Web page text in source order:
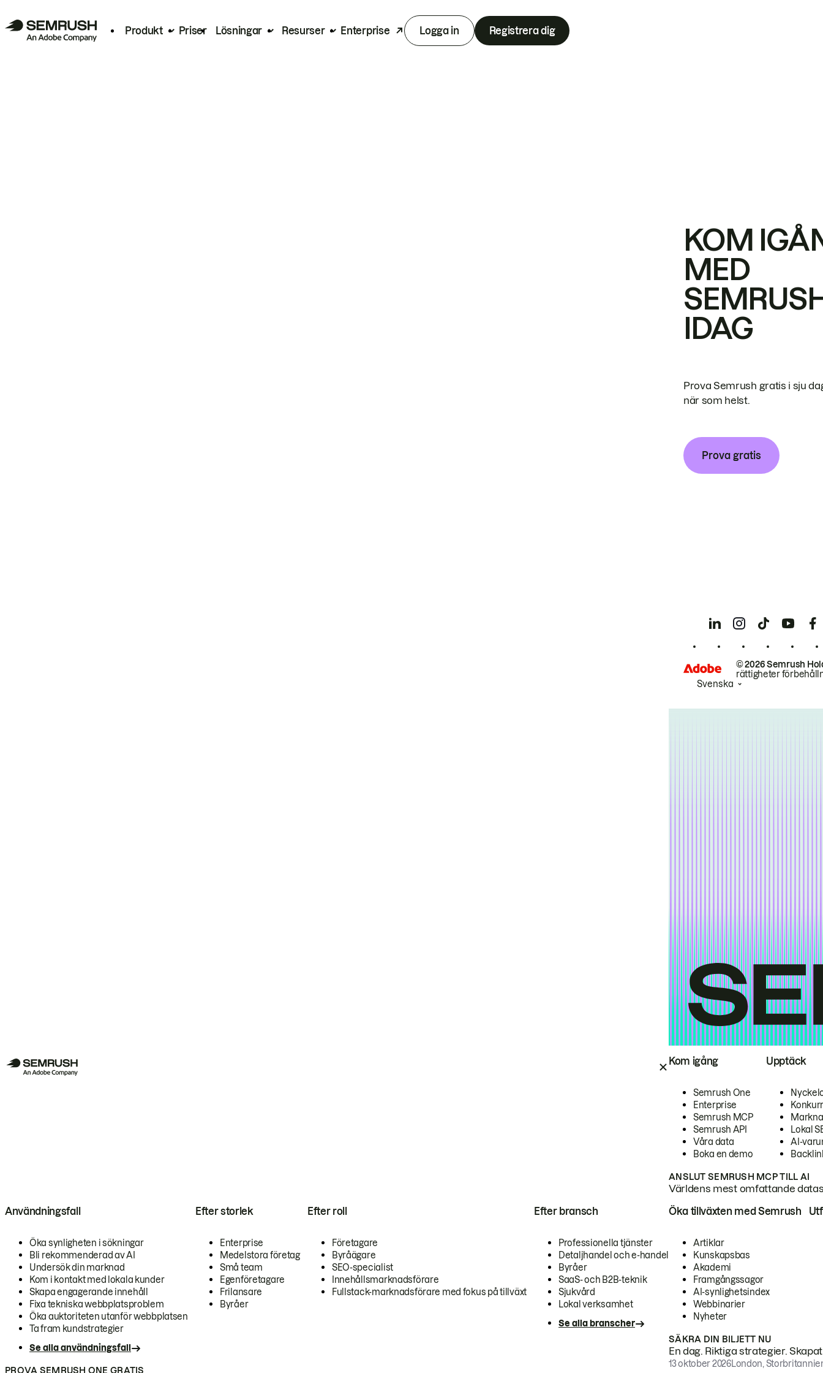
Produkt Priser Lösningar Resurser Enterprise Logga in Registrera dig
Kom igång
Semrush One
Enterprise
Semrush MCP
Semrush API
Våra data
Boka en demo
Upptäck
Lokal
AI-
ANSLUT SEMRUSH MCP TILL AI
Världens mest omfattande
Användningsfall
Öka synligheten i sökningar
Bli rekommenderad av AI
Undersök din marknad
Kom i kontakt med lokala kunder
Skapa engagerande innehåll
Fixa tekniska webbplatsproblem
Öka auktoriteten utanför webbplatsen
Ta fram kundstrategier
Se alla användningsfall
Efter storlek
Enterprise
Medelstora företag
Små team
Egenföretagare
Frilansare
Byråer
Efter roll
Företagare
Byråägare
SEO-specialist
Innehållsmarknadsförare
Fullstack-marknadsförare med fokus på tillväxt
Efter bransch
Professionella tjänster
Detaljhandel och e-handel
Byråer
SaaS- och B2B-teknik
Sjukvård
Lokal verksamhet
Se alla branscher
PROVA SEMRUSH ONE GRATIS
Öka tillväxten med Semrush
Artiklar
Kunskapsbas
Akademi
Framgångssagor
AI-synlighetsindex
Webbinarier
Nyheter
SÄKRA DIN BILJETT NU
En dag. Riktiga strategier.
13 oktober 2026London,
KOM
MED
IDAG
Prova Semrush gratis i sju
när som helst.
Prova gratis
© 2026 Semrush
rättigheter
Svenska